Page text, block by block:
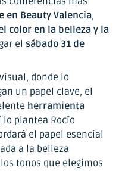
en Beauty Valencia,
color en la belleza y la
el sábado 31 de
donde lo
un papel clave, el
herramienta
lo plantea Rocío
el papel esencial
a la belleza
tonos que elegimos